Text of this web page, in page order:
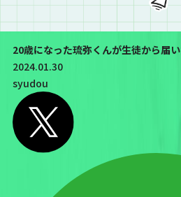
20歳になった琉弥くんが生徒から届
2024.01.30
syudou